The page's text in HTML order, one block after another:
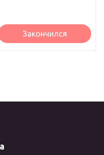
Закончился